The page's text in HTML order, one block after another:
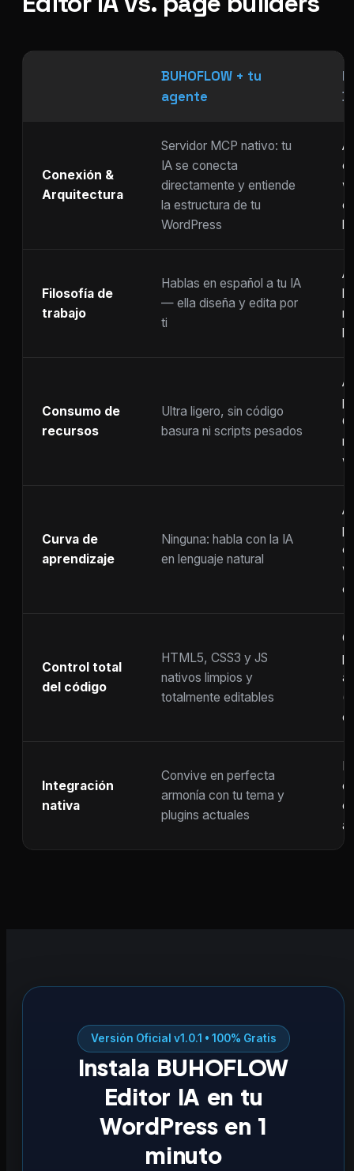
BUHOFLOW + tu
agente
Conexión &
Arquitectura
Servidor MCP nativo: tu
IA se conecta
directamente y entiende
la estructura de tu
WordPress
Filosofía de
trabajo
Hablas en español a tu IA
— ella diseña y edita por
ti
Consumo de
recursos
Ultra ligero, sin código
basura ni scripts pesados
Curva de
aprendizaje
Ninguna: habla con la IA
en lenguaje natural
Control total
del código
HTML5, CSS3 y JS
nativos limpios y
totalmente editables
Integración
nativa
Convive en perfecta
armonía con tu tema y
plugins actuales
Versión Oficial v1.0.1 • 100% Gratis
Instala BUHOFLOW
Editor IA en tu
WordPress en 1
minuto